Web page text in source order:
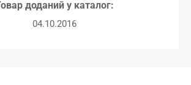
доданий у каталог:
04.10.2016